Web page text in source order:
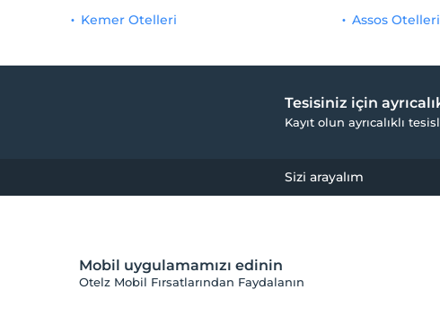
Kemer Otelleri Assos Otelleri
Tesisiniz için
Kayıt olun ayrıcalıklı
Sizi arayalım
Mobil uygulamamızı edinin
Otelz Mobil Fırsatlarından Faydalanın